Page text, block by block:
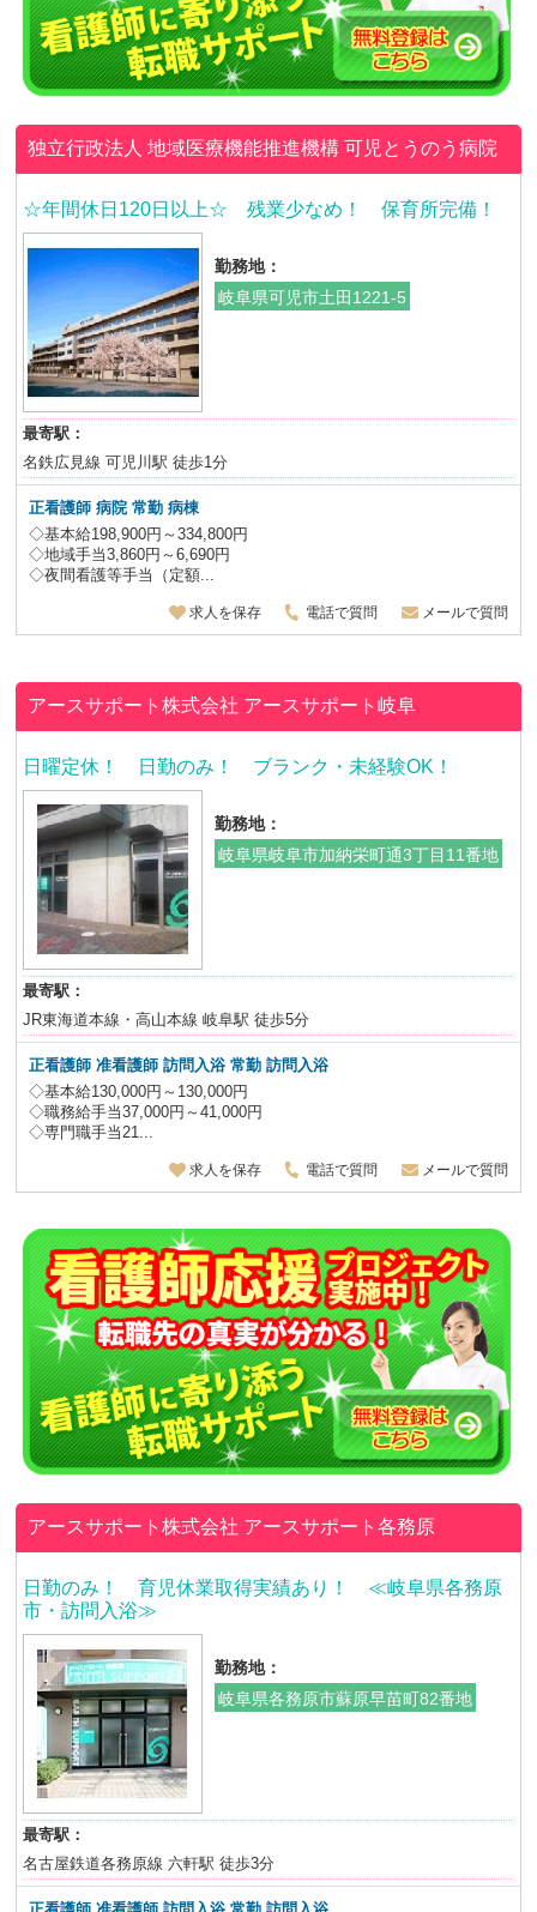
独立行政法人 地域医療機能推進機構可児とうのう病院
☆年間休日120日以上☆ 残業少なめ！ 保育所完備！
勤務地：
岐阜県可児市土田1221-5
最寄駅：
名鉄広見線 可児川駅 徒歩1分
正看護師病院 常勤 病棟
◇基本給198,900円～334,800円
◇地域手当3,860円～6,690円
◇夜間看護等手当（定額...
求人を保存 電話で質問 メールで質問
アースサポート株式会社 アースサポート岐阜
日曜定休！ 日勤のみ！ ブランク・未経験OK！
勤務地：
岐阜県岐阜市加納栄町通3丁目11番地
最寄駅：
JR東海道本線・高山本線 岐阜駅 徒歩5分
正看護師 准看護師 訪問入浴 常勤 訪問入浴
◇基本給130,000円～130,000円
◇職務給手当37,000円～41,000円
◇専門職手当21...
求人を保存 電話で質問 メールで質問
アースサポート株式会社 アースサポート各務原
日勤のみ！ 育児休業取得実績あり！ ≪岐阜県各務原
市・訪問入浴≫
勤務地：
岐阜県各務原市蘇原早苗町82番地
最寄駅：
名古屋鉄道各務原線 六軒駅 徒歩3分